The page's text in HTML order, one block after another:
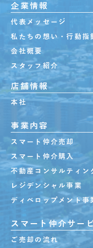
企業情報
代表メッセージ
私たちの想い・行動指
会社概要
スタッフ紹介
店舗情報
本社
事業内容
スマート仲介売却
スマート仲介購入
不動産コンサルティン
レジデンシャル事業
ディベロップメント事
スマート仲介サー
ご売却の流れ